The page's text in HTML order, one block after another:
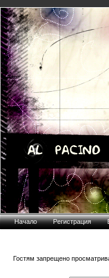
Начало Регистрация
Гостям запрещено